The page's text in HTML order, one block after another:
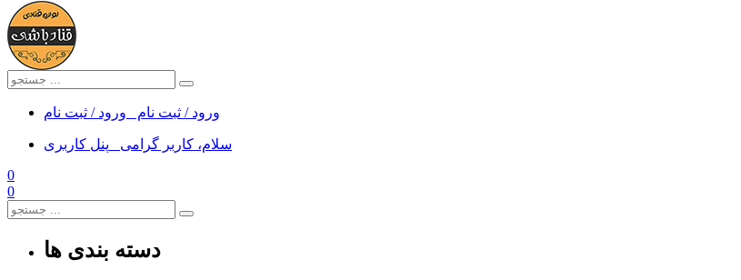
ورود / ثبت نام ورود / ثبت نام
سلام، کاربر گرامی
پنل کاربری
0
0
دسته بندی ها